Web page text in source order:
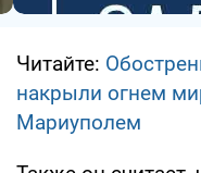
Читайте:
накрыли огнем
Мариуполем